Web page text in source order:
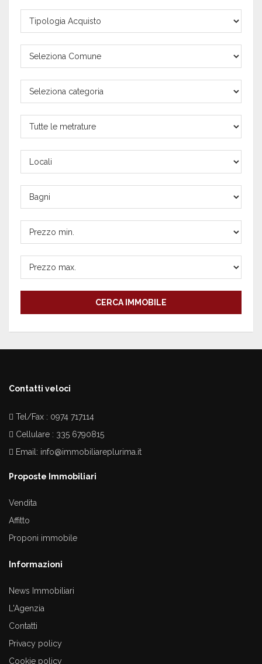
Contratto
Comune
Tipologia
proprietà
Metratura
Locali
Bagni
Prezzo
min.
Prezzo
max.
CERCA IMMOBILE
Contatti veloci
Tel/Fax : 0974 717114
Cellulare : 335 6790815
Email: info@immobiliareplurima.it
Proposte Immobiliari
Vendita
Affitto
Proponi immobile
Informazioni
News Immobiliari
L'Agenzia
Contatti
Privacy policy
Cookie policy